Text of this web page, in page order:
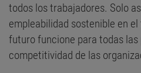
todos los trabajadores. Solo
empleabilidad sostenible en
futuro funcione para todas las
competitividad de las